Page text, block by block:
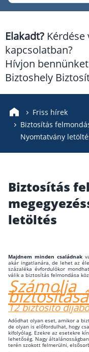
Kapcsolat
Bejelentkezés
Biztosítási hírek
Elakadt?
kapcsolatban?
Hívjon
Biztoshely
Friss hírek
Biztosítás
Nyomtatvány
Biztosítás
letöltés
Majdnem minden családnak
akár ingatlanára, de lehet az
százaléka évfordulókor
válik a biztosítás felmondása
12 biztosító
Adódhat olyan eset, amikor a
de olyan is előfordulhat, hogy
kifolyólag. Ezekre az esetekre
lehetőség. Nagy
terén szokott felmerülni,